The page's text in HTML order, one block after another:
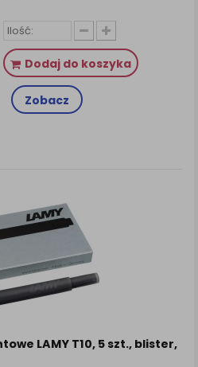
Dodaj do koszyka
Zobacz
LAMY T10, 5 szt., blister,